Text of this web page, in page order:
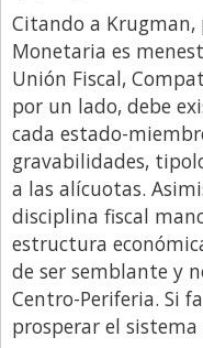
Citando a
Monetaria es
Unión Fiscal,
por un lado, debe
cada estado-
gravabilidades,
a las alícuotas.
disciplina fiscal
estructura
de ser semblante y
Centro-Periferia. Si
prosperar el